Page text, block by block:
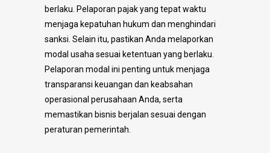
berlaku. Pelaporan pajak yang tepat waktu
menjaga kepatuhan hukum dan menghindari
sanksi. Selain itu, pastikan Anda melaporkan
modal usaha sesuai ketentuan yang berlaku.
Pelaporan modal ini penting untuk menjaga
transparansi keuangan dan keabsahan
operasional perusahaan Anda, serta
memastikan bisnis berjalan sesuai dengan
peraturan pemerintah.